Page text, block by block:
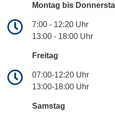
Montag bis
7:00 - 12:20 Uhr
13:00 - 18:00 Uhr
Freitag
07:00-12:20 Uhr
13:00-18:00 Uhr
Samstag